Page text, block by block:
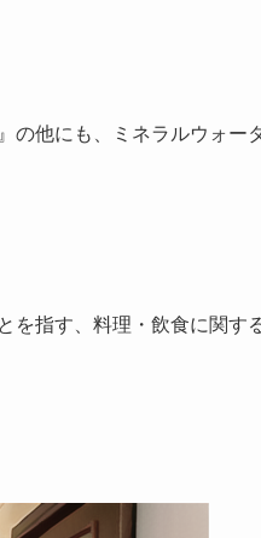
の他にも、ミネラルウォー
を指す、料理・飲食に関す